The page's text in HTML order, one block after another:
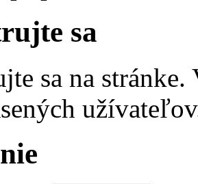
sa
sa na